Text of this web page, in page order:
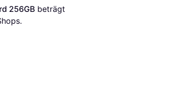
256GB beträgt